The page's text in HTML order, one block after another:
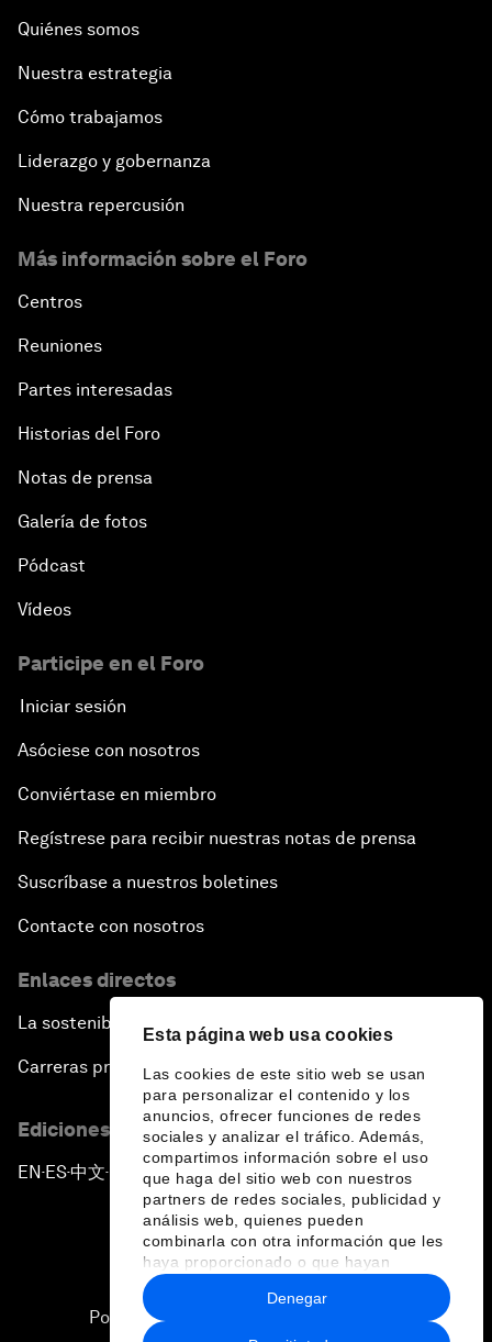
Esta página web usa cookies
Las cookies de este sitio web se usan
para personalizar el contenido y los
anuncios, ofrecer funciones de redes
sociales y analizar el tráfico. Además,
compartimos información sobre el uso
que haga del sitio web con nuestros
partners de redes sociales, publicidad y
análisis web, quienes pueden
combinarla con otra información que les
haya proporcionado o que hayan
recopilado a partir del uso que haya
hecho de sus servicios.
Denegar
Quiénes somos
Nuestra estrategia
Cómo trabajamos
Liderazgo y gobernanza
Nuestra repercusión
Más información sobre el Foro
Centros
Reuniones
Partes interesadas
Historias del Foro
Notas de prensa
Galería de fotos
Pódcast
Vídeos
Participe en el Foro
Iniciar sesión
Asóciese con nosotros
Conviértase en miembro
Regístrese para recibir nuestras notas de prensa
Suscríbase a nuestros boletines
Contacte con nosotros
Enlaces directos
La sostenibilidad en el Foro
Carreras profesionales
Ediciones en otros idiomas
EN ▪ES▪中文▪ 日本語
Política de privacidad y normas de uso